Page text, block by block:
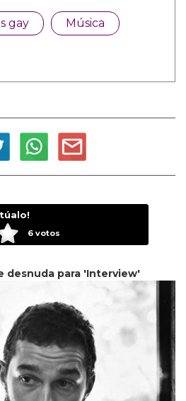
gay Música
6votos
desnuda para 'Interview'